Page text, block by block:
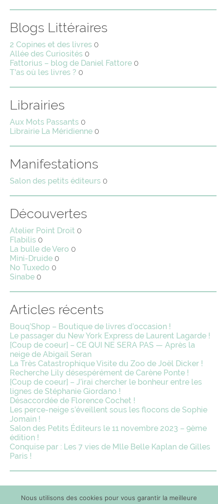
Blogs Littéraires
2 Copines et des livres 0
Allée des Curiosités 0
Fattorius – blog de Daniel Fattore 0
T'as où les livres ? 0
Librairies
Aux Mots Passants 0
Librairie La Méridienne 0
Manifestations
Salon des petits éditeurs 0
Découvertes
Atelier Point Droit 0
Flabilis 0
La bulle de Vero 0
Mini-Druide 0
No Tuxedo 0
Sinabe 0
Articles récents
Bouq’Shop – Boutique de livres d’occasion !
Le passager du New York Express de Laurent Lagarde !
[Coup de coeur] – CE QUI NE SERA PAS — Après la
neige de Abigail Seran
La Très Catastrophique Visite du Zoo de Joël Dicker !
Recherche Lily désespérément de Carène Ponte !
[Coup de coeur] – J’irai chercher le bonheur entre les
lignes de Stéphanie Giordano !
Désaccordée de Florence Cochet !
Les perce-neige s’éveillent sous les flocons de Sophie
Jomain !
Salon des Petits Éditeurs le 11 novembre 2023 – 9ème
édition !
Conquise par : Les 7 vies de Mlle Belle Kaplan de Gilles
Paris !
Nous utilisons des cookies pour vous garantir la meilleure